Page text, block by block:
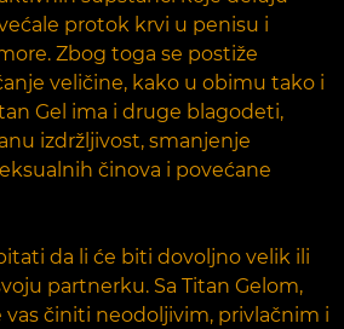
protok krvi u penisu i
Zbog toga se postiže
veličine, kako u obimu tako i
Gel ima i druge blagodeti,
izdržljivost, smanjenje
činova i povećane
da li će biti dovoljno velik ili
partnerku. Sa Titan Gelom,
vas činiti neodoljivim, privlačnim i